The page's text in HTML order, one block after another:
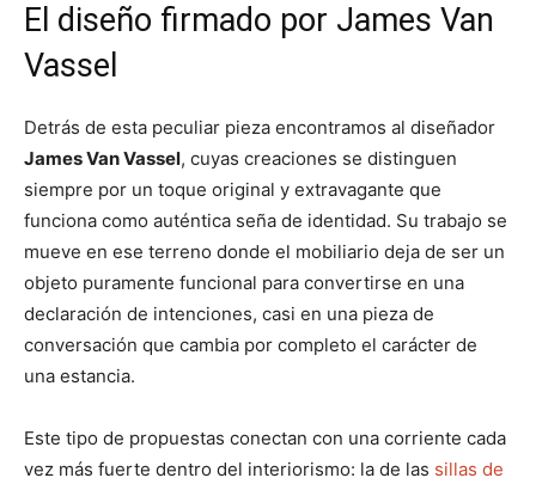
El diseño firmado por James Van
Vassel
Detrás de esta peculiar pieza encontramos al diseñador
James Van Vassel, cuyas creaciones se distinguen
siempre por un toque original y extravagante que
funciona como auténtica seña de identidad. Su trabajo se
mueve en ese terreno donde el mobiliario deja de ser un
objeto puramente funcional para convertirse en una
declaración de intenciones, casi en una pieza de
conversación que cambia por completo el carácter de
una estancia.
Este tipo de propuestas conectan con una corriente cada
vez más fuerte dentro del interiorismo: la de las sillas de